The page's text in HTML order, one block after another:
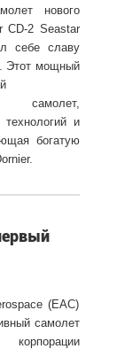
нового
CD-2 Seastar
себе славу
Этот мощный
самолет,
и
богатую
(EAC)
самолет